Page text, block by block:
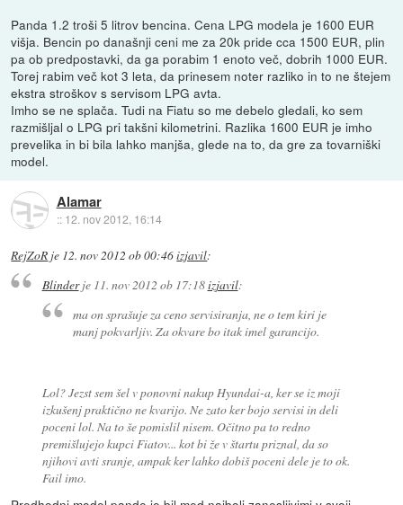
Panda 1.2 troši 5 litrov bencina. Cena LPG modela je 1600 EUR
višja. Bencin po današnji ceni me za 20k pride cca 1500 EUR, plin
pa ob predpostavki, da ga porabim 1 enoto več, dobrih 1000 EUR.
Torej rabim več kot 3 leta, da prinesem noter razliko in to ne štejem
ekstra stroškov s servisom LPG avta.
Imho se ne splača. Tudi na Fiatu so me debelo gledali, ko sem
razmišljal o LPG pri takšni kilometrini. Razlika 1600 EUR je imho
prevelika in bi bila lahko manjša, glede na to, da gre za tovarniški
model.
Alamar
:: 12. nov 2012, 16:14
RejZoR je 12. nov 2012 ob 00:46izjavil:
Blinderje 11. nov 2012 ob 17:18izjavil:
ma on sprašuje za ceno servisiranja, ne o tem kiri je
manj pokvarljiv. Za okvare bo itak imel garancijo.
Lol? Jezst sem šel v ponovni nakup Hyundai-a, ker se iz moji
izkušenj praktično ne kvarijo. Ne zato ker bojo servisi in deli
poceni lol. Na to še pomislil nisem. Očitno pa to redno
premišlujejo kupci Fiatov... kot bi že v štartu priznal, da so
njihovi avti sranje, ampak ker lahko dobiš poceni dele je to ok.
Fail imo.